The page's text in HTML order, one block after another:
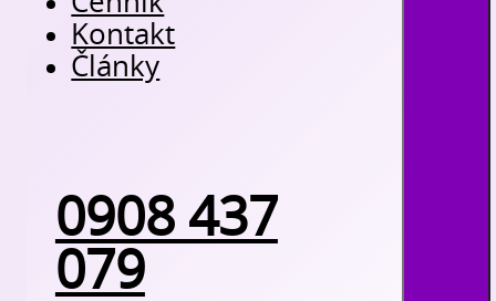
Kontakt
Články
0908 437
079